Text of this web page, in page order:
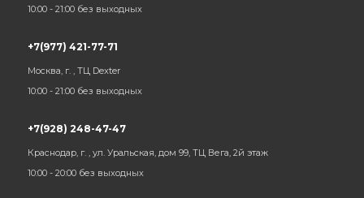
10:00 - 21:00 без выходных
+7(977) 421-77-71
Москва, г. , ТЦ Dexter
10:00 - 21:00 без выходных
+7(928) 248-47-47
Краснодар, г. , ул. Уральская, дом 99, ТЦ Вега, 2й этаж
10:00 - 20:00 без выходных